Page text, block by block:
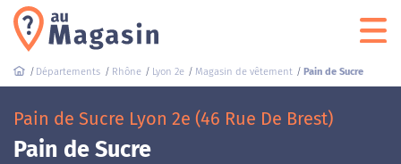
Départements Rhône Lyon 2e Magasin de vêtement Pain de Sucre
Pain de Sucre Lyon 2e (46 Rue De Brest)
Pain de Sucre